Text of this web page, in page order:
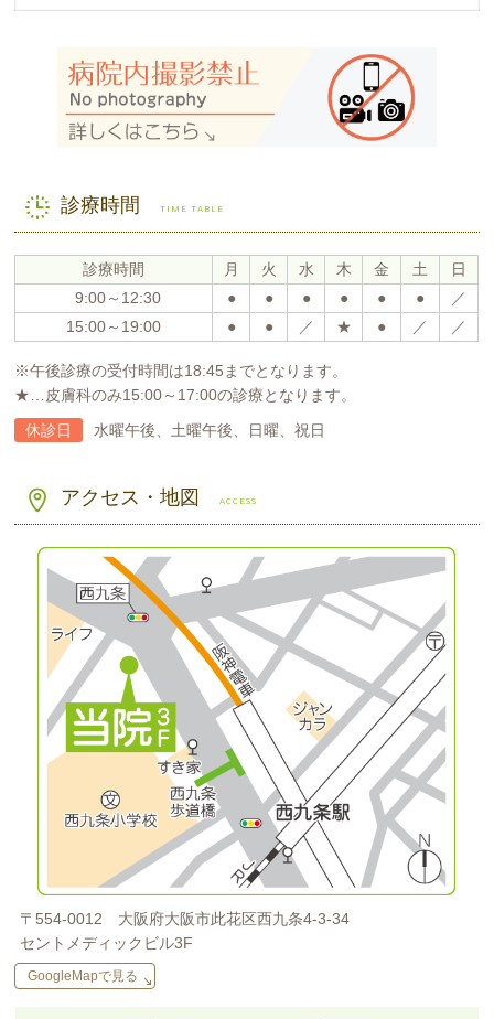
診療時間TIME TABLE
診療時間 月 火 水 木 金 土
日
9:00～12:30
● ● ● ● ● ●
／
15:00～19:00
● ● ／ ★ ● ／ ／
※午後診療の受付時間は18:45までとなります。
★…皮膚科のみ15:00～17:00の診療となります。
休診日
水曜午後、土曜午後、日曜、祝日
アクセス・地図ACCESS
〒554-0012 大阪府大阪市此花区西九条4-3-34
セントメディックビル3F
GoogleMapで見る